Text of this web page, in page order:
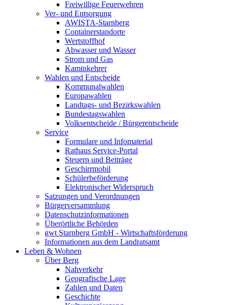
Freiwillige Feuerwehren
Ver- und Entsorgung
AWISTA-Starnberg
Containerstandorte
Wertstoffhof
Abwasser und Wasser
Strom und Gas
Kaminkehrer
Wahlen und Entscheide
Kommunalwahlen
Europawahlen
Landtags- und Bezirkswahlen
Bundestagswahlen
Volksentscheide / Bürgerentscheide
Service
Formulare und Infomaterial
Rathaus Service-Portal
Steuern und Beiträge
Geschirrmobil
Schülerbeförderung
Elektronischer Widerspruch
Satzungen und Verordnungen
Bürgerversammlung
Datenschutzinformationen
Überörtliche Behörden
gwt Starnberg GmbH - Wirtschaftsförderung
Informationen aus dem Landratsamt
Leben & Wohnen
Über Berg
Nahverkehr
Geografische Lage
Zahlen und Daten
Geschichte